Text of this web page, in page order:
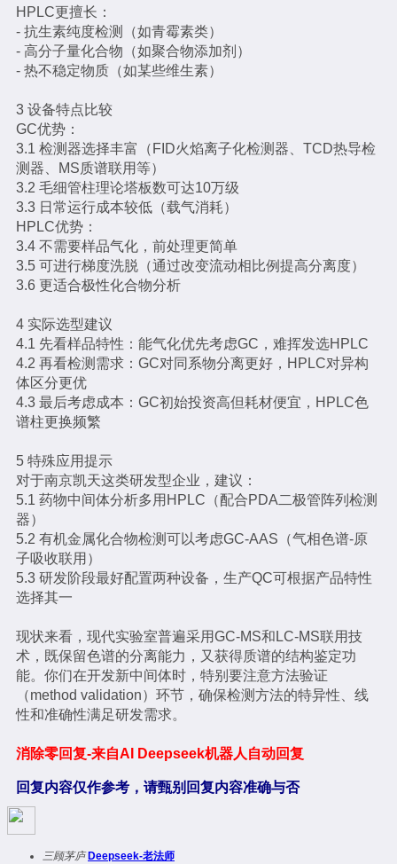
HPLC更擅长：
- 抗生素纯度检测（如青霉素类）
- 高分子量化合物（如聚合物添加剂）
- 热不稳定物质（如某些维生素）
3 设备特点比较
GC优势：
3.1 检测器选择丰富（FID火焰离子化检测器、TCD热导检
测器、MS质谱联用等）
3.2 毛细管柱理论塔板数可达10万级
3.3 日常运行成本较低（载气消耗）
HPLC优势：
3.4 不需要样品气化，前处理更简单
3.5 可进行梯度洗脱（通过改变流动相比例提高分离度）
3.6 更适合极性化合物分析
4 实际选型建议
4.1 先看样品特性：能气化优先考虑GC，难挥发选HPLC
4.2 再看检测需求：GC对同系物分离更好，HPLC对异构
体区分更优
4.3 最后考虑成本：GC初始投资高但耗材便宜，HPLC色
谱柱更换频繁
5 特殊应用提示
对于南京凯天这类研发型企业，建议：
5.1 药物中间体分析多用HPLC（配合PDA二极管阵列检测
器）
5.2 有机金属化合物检测可以考虑GC-AAS（气相色谱-原
子吸收联用）
5.3 研发阶段最好配置两种设备，生产QC可根据产品特性
选择其一
现状来看，现代实验室普遍采用GC-MS和LC-MS联用技
术，既保留色谱的分离能力，又获得质谱的结构鉴定功
能。你们在开发新中间体时，特别要注意方法验证
（method validation）环节，确保检测方法的特异性、线
性和准确性满足研发需求。
消除零回复-来自AI Deepseek机器人自动回复
回复内容仅作参考，请甄别回复内容准确与否
三顾茅庐 Deepseek-老法师